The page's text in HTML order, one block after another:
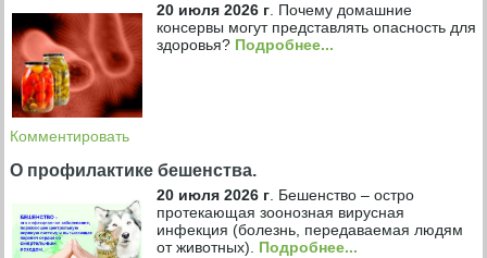
20 июля 2026 г Почему домашние
консервы могут представлять опасность для
здоровья? Подробнее...
Комментировать
О профилактике бешенства.
20 июля 2026 г. Бешенство – остро
протекающая зоонозная вирусная
инфекция (болезнь, передаваемая людям
от животных). Подробнее...